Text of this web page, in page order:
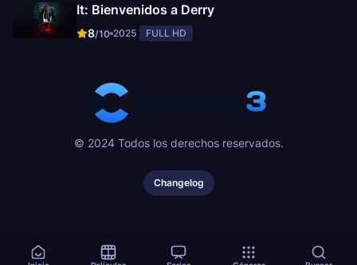
It: Bienvenidos a Derry
8/10 2025 FULL HD
© 2024 Todos los derechos reservados.
Changelog